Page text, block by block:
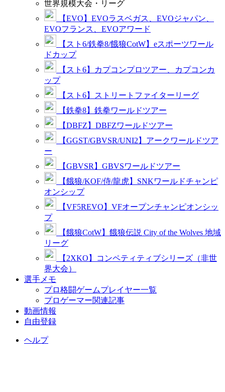
世界規模大会・リーグ
【EVO】EVOラスベガス、EVOジャパン、
EVOフランス、EVOアワード
【スト6/鉄拳8/餓狼CotW】eスポーツワール
ドカップ
【スト6】カプコンプロツアー、カプコンカ
ップ
【スト6】ストリートファイターリーグ
【鉄拳8】鉄拳ワールドツアー
【DBFZ】DBFZワールドツアー
【GGST/GBVSR/UNI2】アークワールドツア
ー
【GBVSR】GBVSワールドツアー
【餓狼/KOF/侍/龍虎】SNKワールドチャンピ
オンシップ
【VF5REVO】VFオープンチャンピオンシッ
プ
【餓狼CotW】餓狼伝説 City of the Wolves 地域
リーグ
【2XKO】コンペティティブシリーズ（非世
界大会）
選手メモ
プロ格闘ゲームプレイヤー一覧
プロゲーマー関連記事
動画情報
自由登録
ヘルプ